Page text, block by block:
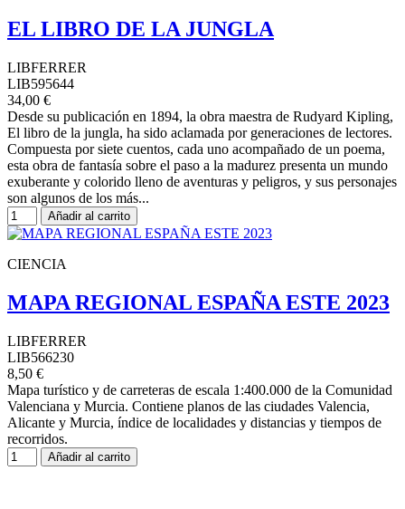
EL LIBRO DE LA JUNGLA
LIBFERRER
LIB595644
34,00 €
Desde su publicación en 1894, la obra maestra de Rudyard Kipling,
El libro de la jungla, ha sido aclamada por generaciones de lectores.
Compuesta por siete cuentos, cada uno acompañado de un poema,
esta obra de fantasía sobre el paso a la madurez presenta un mundo
exuberante y colorido lleno de aventuras y peligros, y sus personajes
son algunos de los más...
Añadir al carrito
CIENCIA
MAPA REGIONAL ESPAÑA ESTE 2023
LIBFERRER
LIB566230
8,50 €
Mapa turístico y de carreteras de escala 1:400.000 de la Comunidad
Valenciana y Murcia. Contiene planos de las ciudades Valencia,
Alicante y Murcia, índice de localidades y distancias y tiempos de
recorridos.
Añadir al carrito